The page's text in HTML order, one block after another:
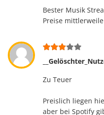
Bester Musik
Preise
Zu Teuer
Preislich liegen
aber bei Spotify